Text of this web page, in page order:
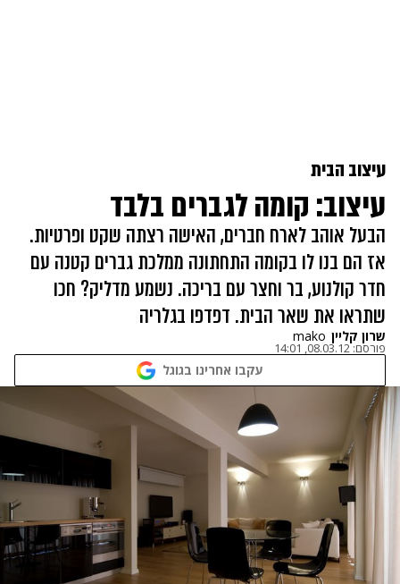
עיצוב הבית
עיצוב: קומה לגברים בלבד
הבעל אוהב לארח חברים, האישה רצתה שקט ופרטיות.
אז הם בנו לו בקומה התחתונה ממלכת גברים קטנה עם
חדר קולנוע, בר וחצר עם בריכה. נשמע מדליק? חכו
שתראו את שאר הבית. דפדפו בגלריה
שרון קליין mako
פורסם:08.03.12, 14:01
עקבו אחרינו בגוגל